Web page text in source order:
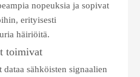
nopeuksia ja sopivat
erityisesti
häiriöitä.
toimivat
sähköisten signaalien